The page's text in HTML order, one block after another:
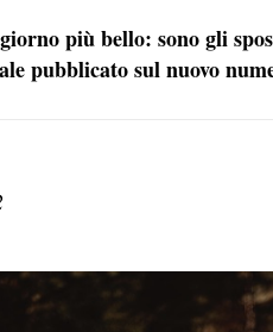
più bello: sono gli
pubblicato sul nuovo